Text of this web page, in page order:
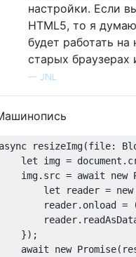
type
:
success
$
});
// Load files into
reader
readAsDataURL
настройки. Если
HTML5, то я
будет работать на
старых браузерах
— JNL
async resizeImg(file:
let img = document .
img
. src = await new
let reader = new
reader
. onload =
reader
.
});
await
new Promise(